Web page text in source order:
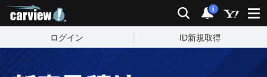
検索 通知
i
ログイン ID新規取得